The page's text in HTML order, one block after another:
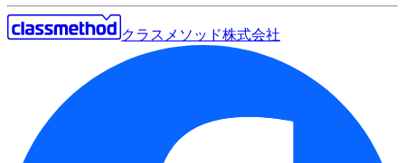
クラスメソッド株式会社